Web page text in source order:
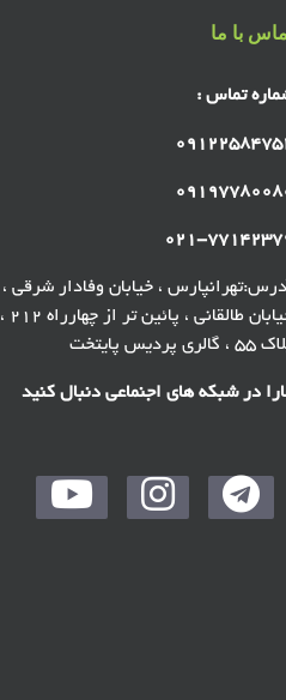
با ما
تماس :
۷۷۱۴۲۳۷۹
، خیابان وفادار شرقی ،
خیابان طالقانی ، پائین تر از چهارراه ۲۱۲ ،
، گالری پردیس پایتخت
در شبکه های اجنماعی دنبال کنید